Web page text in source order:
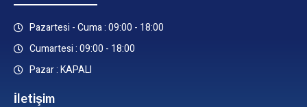
Pazartesi - Cuma : 09:00 - 18:00
Cumartesi : 09:00 - 18:00
Pazar : KAPALI
İletişim